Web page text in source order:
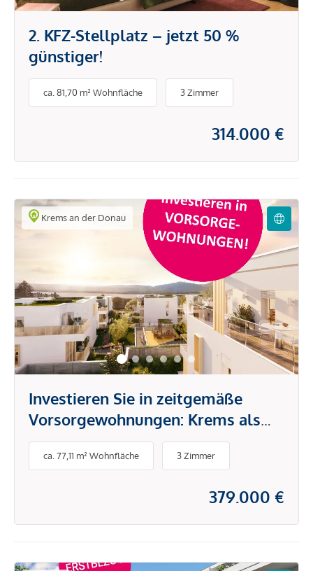
2. KFZ-Stellplatz – jetzt 50 %
günstiger!
ca. 81,70 m² Wohnfläche 3 Zimmer
314.000 €
Krems an der Donau
Investieren Sie in zeitgemäße
Vorsorgewohnungen: Krems als
renditestarke Anlage!
ca. 77,11 m² Wohnfläche 3 Zimmer
379.000 €